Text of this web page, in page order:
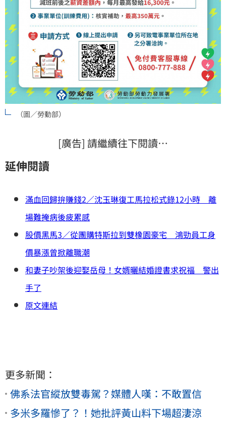
（圖／勞動部）
[廣告] 請繼續往下閱讀…
延伸閱讀
滿血回歸拚賺錢2／沈玉琳復工馬拉松式錄12小時 離
場難掩病後疲累感
股價黑馬3／從團購特斯拉到雙橡園豪宅 鴻勁員工身
價暴漲曾掀離職潮
和妻子吵架後迎娶岳母！女婿曬結婚證書求祝福 警出
手了
原文連結
更多新聞：
佛系法官縱放雙毒駕？媒體人嘆：不敢置信
多米多羅慘了？！她批評黃山料下場超淒涼